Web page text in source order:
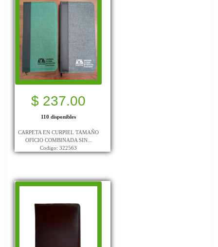
$ 237.00
110 disponibles
CARPETA EN CURPIEL TAMAÑO
OFICIO COMBINADA SIN...
Codigo: 322563